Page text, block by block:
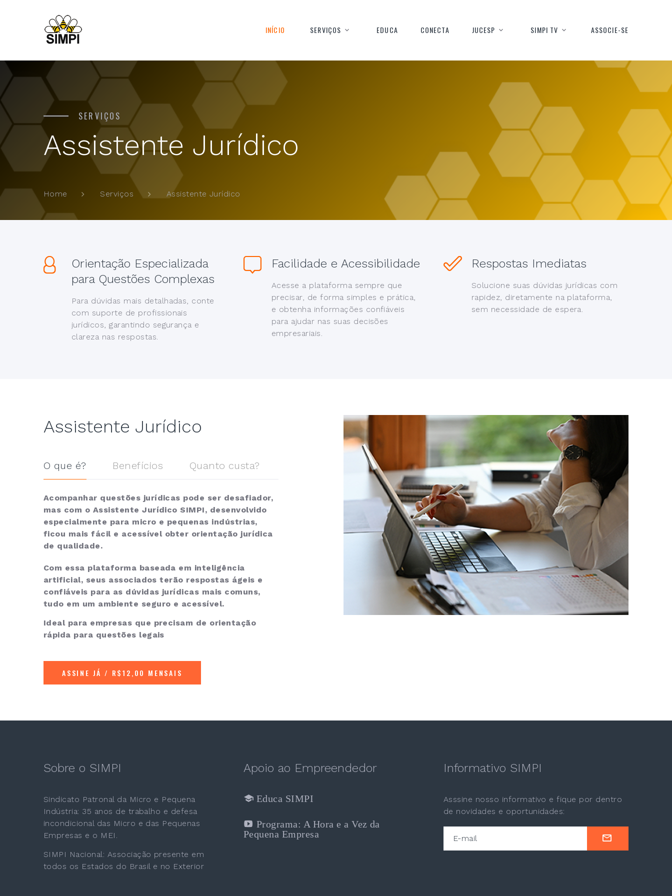
INÍCIO SERVIÇOS EDUCA CONECTA JUCESP SIMPI TV ASSOCIE-SE
SERVIÇOS
Assistente Jurídico
Home Serviços Assistente Jurídico
Orientação Especializada
para Questões Complexas
Para dúvidas mais detalhadas, conte
com suporte de profissionais
jurídicos, garantindo segurança e
clareza nas respostas.
Facilidade e Acessibilidade
Acesse a plataforma sempre que
precisar, de forma simples e prática,
e obtenha informações confiáveis
para ajudar nas suas decisões
empresariais.
Respostas Imediatas
Solucione suas dúvidas jurídicas com
rapidez, diretamente na plataforma,
sem necessidade de espera.
Assistente Jurídico
O que é? Benefícios Quanto custa?
Acompanhar questões jurídicas pode ser desafiador,
mas com o Assistente Jurídico SIMPI, desenvolvido
especialmente para micro e pequenas indústrias,
ficou mais fácil e acessível obter orientação jurídica
de qualidade.
Com essa plataforma baseada em inteligência
artificial, seus associados terão respostas ágeis e
confiáveis para as dúvidas jurídicas mais comuns,
tudo em um ambiente seguro e acessível.
Ideal para empresas que precisam de orientação
rápida para questões legais
ASSINE JÁ / R$12,00 MENSAIS
Sobre o SIMPI
Sindicato Patronal da Micro e Pequena
Indústria: 35 anos de trabalho e defesa
incondicional das Micro e das Pequenas
Empresas e o MEI.
SIMPI Nacional: Associação presente em
todos os Estados do Brasil e no Exterior
Apoio ao Empreendedor
Educa SIMPI
Programa: A Hora e a Vez da
Pequena Empresa
Informativo SIMPI
Asssine nosso informativo e fique por dentro
de novidades e oportunidades:
E-mail